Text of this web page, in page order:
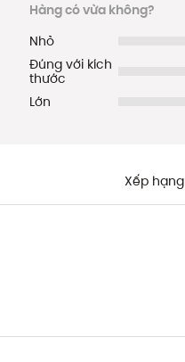
Hàng có vừa không?
Nhỏ
Đúng với kích
thước
Lớn
Xếp hạng